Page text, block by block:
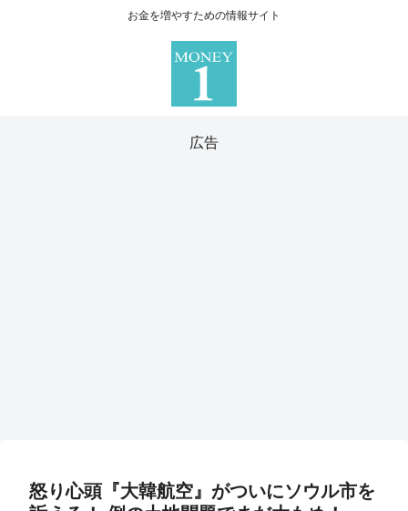
お金を増やすための情報サイト
広告
怒り心頭『大韓航空』がついにソウル市を